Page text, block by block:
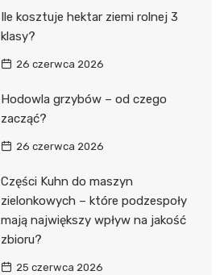
Ile kosztuje hektar ziemi rolnej 3
klasy?
26 czerwca 2026
Hodowla grzybów – od czego
zacząć?
26 czerwca 2026
Części Kuhn do maszyn
zielonkowych – które podzespoły
mają największy wpływ na jakość
zbioru?
25 czerwca 2026